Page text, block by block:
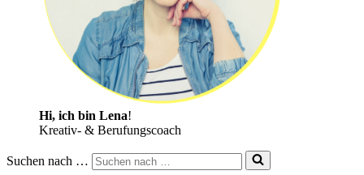
Hi, ich bin Lena!
Kreativ- & Berufungscoach
Suchen nach …